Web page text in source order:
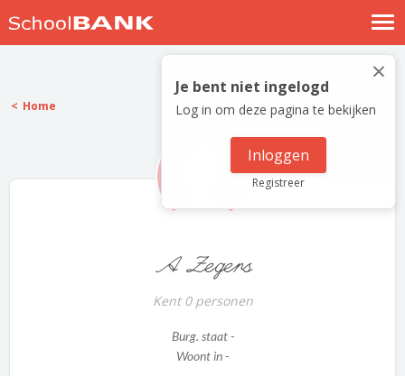
Nostalgische verhalen
Log in
Meld je gratis aan
×
Je bent niet ingelogd
Log in om deze pagina te bekijken
Inloggen
Registreer
Home
A Zegers
Kent 0 personen
Burg. staat -
Woont in -